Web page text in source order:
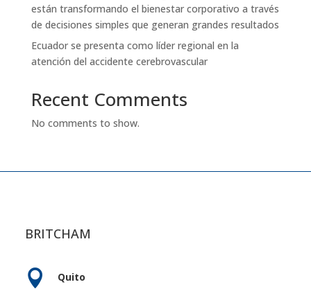
están transformando el bienestar corporativo a través
de decisiones simples que generan grandes resultados
Ecuador se presenta como líder regional en la
atención del accidente cerebrovascular
Recent Comments
No comments to show.
BRITCHAM
 Quito